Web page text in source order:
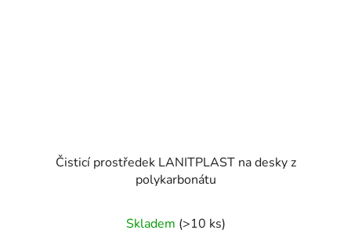
Čisticí prostředek LANITPLAST na desky z
polykarbonátu
Skladem (>10 ks)